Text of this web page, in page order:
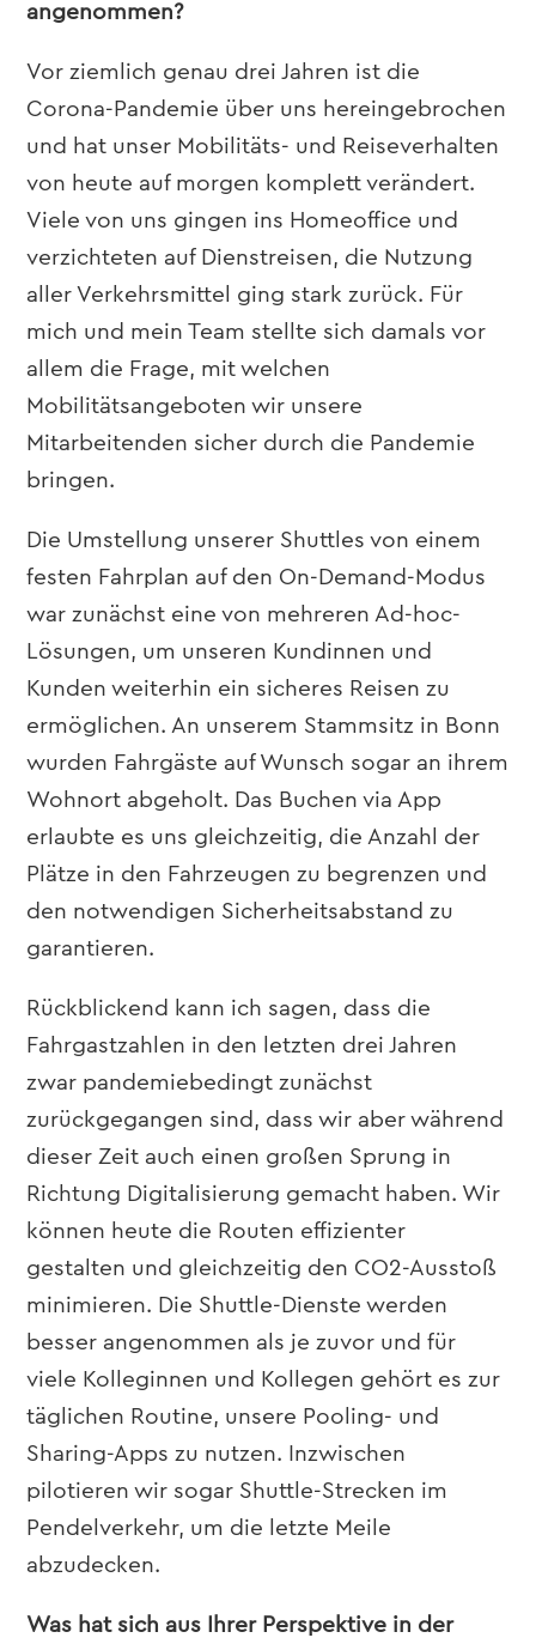
angenommen?
Vor ziemlich genau drei Jahren ist die
Corona-Pandemie über uns hereingebrochen
und hat unser Mobilitäts- und Reiseverhalten
von heute auf morgen komplett verändert.
Viele von uns gingen ins Homeoffice und
verzichteten auf Dienstreisen, die Nutzung
aller Verkehrsmittel ging stark zurück. Für
mich und mein Team stellte sich damals vor
allem die Frage, mit welchen
Mobilitätsangeboten wir unsere
Mitarbeitenden sicher durch die Pandemie
bringen.
Die Umstellung unserer Shuttles von einem
festen Fahrplan auf den On-Demand-Modus
war zunächst eine von mehreren Ad-hoc-
Lösungen, um unseren Kundinnen und
Kunden weiterhin ein sicheres Reisen zu
ermöglichen. An unserem Stammsitz in Bonn
wurden Fahrgäste auf Wunsch sogar an ihrem
Wohnort abgeholt. Das Buchen via App
erlaubte es uns gleichzeitig, die Anzahl der
Plätze in den Fahrzeugen zu begrenzen und
den notwendigen Sicherheitsabstand zu
garantieren.
Rückblickend kann ich sagen, dass die
Fahrgastzahlen in den letzten drei Jahren
zwar pandemiebedingt zunächst
zurückgegangen sind, dass wir aber während
dieser Zeit auch einen großen Sprung in
Richtung Digitalisierung gemacht haben. Wir
können heute die Routen effizienter
gestalten und gleichzeitig den CO2-Ausstoß
minimieren. Die Shuttle-Dienste werden
besser angenommen als je zuvor und für
viele Kolleginnen und Kollegen gehört es zur
täglichen Routine, unsere Pooling- und
Sharing-Apps zu nutzen. Inzwischen
pilotieren wir sogar Shuttle-Strecken im
Pendelverkehr, um die letzte Meile
abzudecken.
Was hat sich aus Ihrer Perspektive in der